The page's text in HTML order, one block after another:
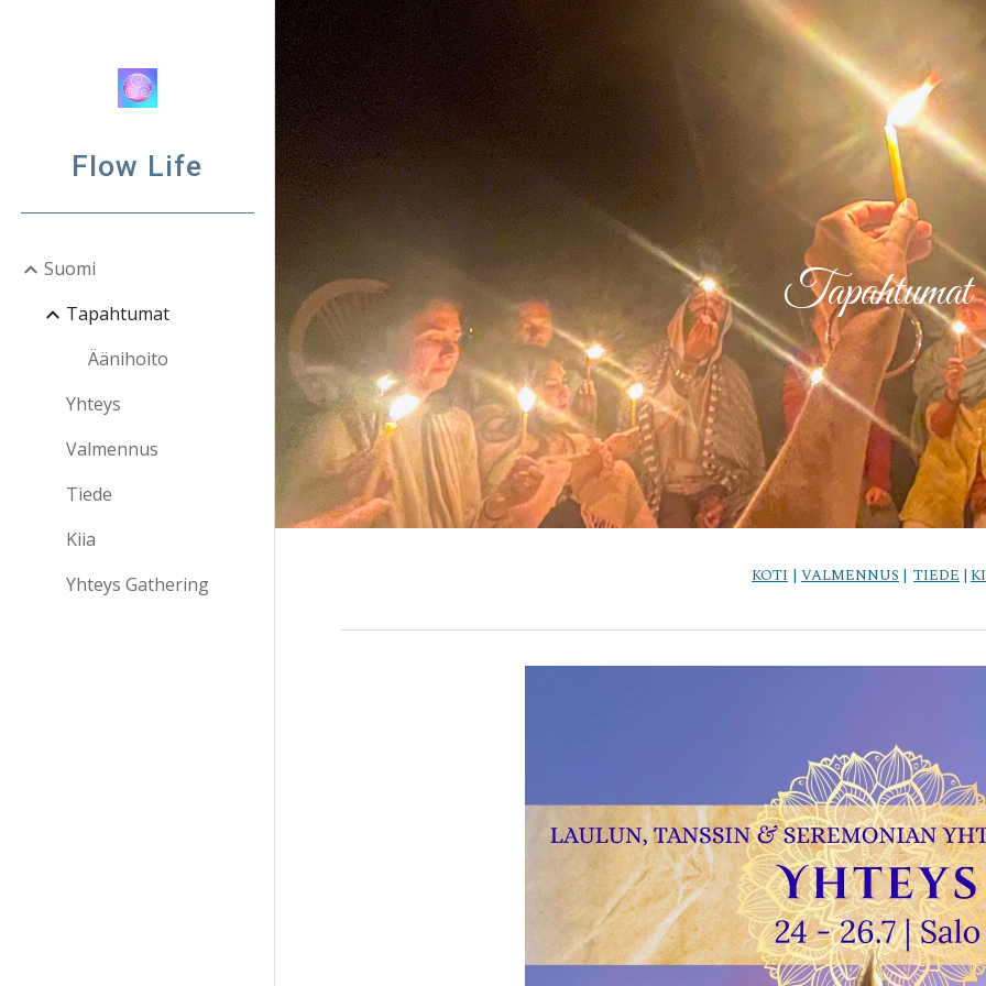
Skip to main content Skip to
Flow Life
Suomi
Tapahtumat
Äänihoito
Yhteys
Valmennus
Tiede
Kiia
Yhteys Gathering
Tapahtumat
KOTI | VALMENNUS | TIEDE |